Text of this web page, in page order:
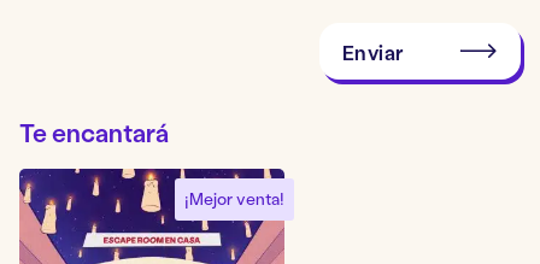
Enviar
Te encantará
¡Mejor venta!